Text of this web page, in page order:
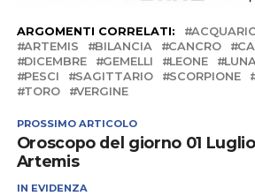
ARGOMENTI CORRELATI:
ARTEMIS
BILANCIA CANCRO
DICEMBRE
GEMELLI LEONE
PESCI
SAGITTARIO SCORPIONE
TORO
VERGINE
PROSSIMO ARTICOLO
Oroscopo del giorno 01
Artemis
IN EVIDENZA